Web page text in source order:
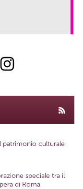
patrimonio culturale
speciale tra il
di Roma